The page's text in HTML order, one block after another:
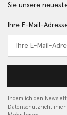
Sie unsere
Ihre E-Mail-
Indem ich den
Datenschutzrichtlinien